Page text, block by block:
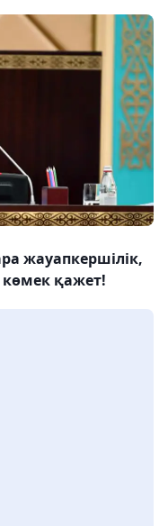
жауапкершілік,
қажет!